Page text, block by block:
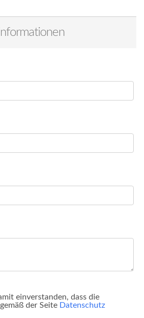
einverstanden, dass die
der Seite Datenschutz